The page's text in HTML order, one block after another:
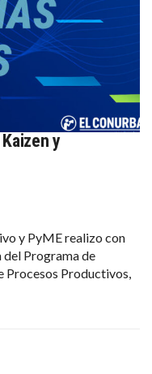
y
y PyME realizo con
Programa de
Procesos Productivos,